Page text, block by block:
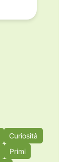
Curiosità
Primi